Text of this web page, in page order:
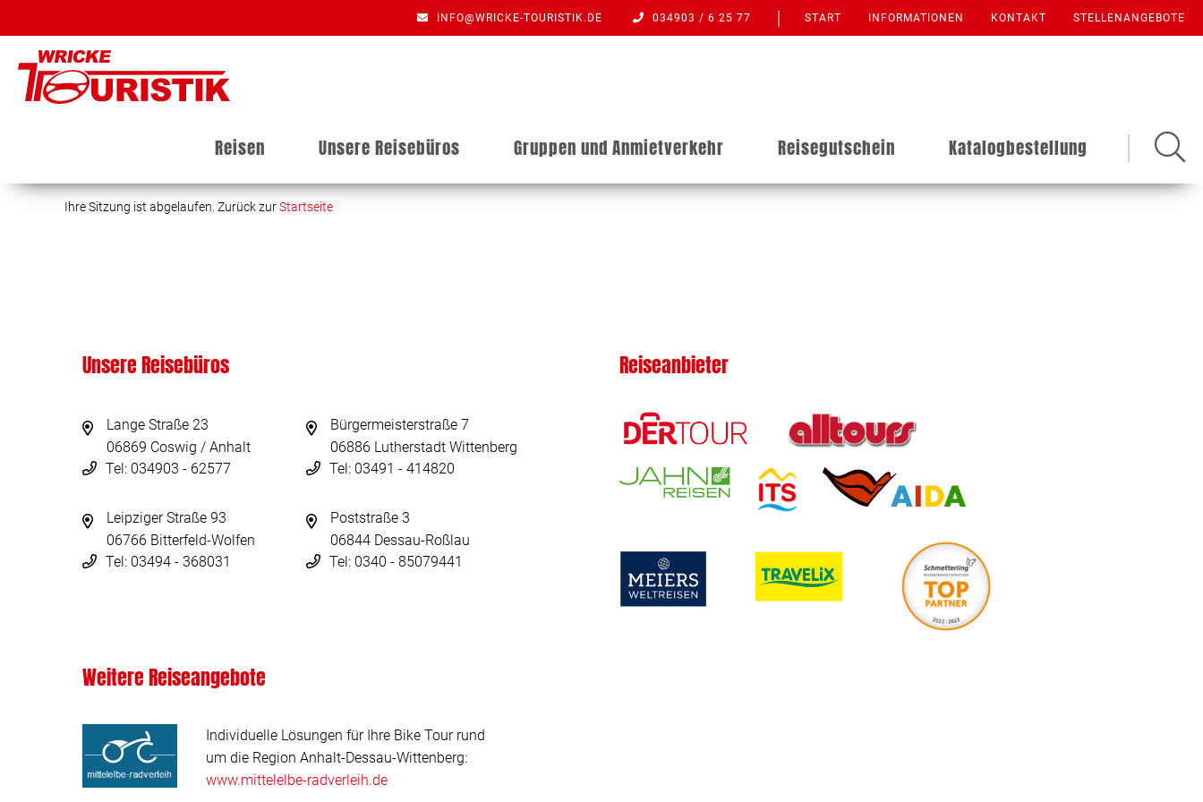
INFO@WRICKE-TOURISTIK.DE 034903 / 6 25 77 START INFORMATIONEN KONTAKT STELLENANGEBOTE
Reisen Unsere Reisebüros Gruppen und Anmietverkehr Reisegutschein Katalogbestellung
Ihre Sitzung ist abgelaufen. Zurück zurStartseite
Unsere Reisebüros
Lange Straße 23
06869 Coswig / Anhalt
Tel: 034903 - 62577
Bürgermeisterstraße 7
06886 Lutherstadt Wittenberg
Tel: 03491 - 414820
Leipziger Straße 93
06766 Bitterfeld-Wolfen
Tel: 03494 - 368031
Poststraße 3
06844 Dessau-Roßlau
Tel: 0340 - 85079441
Reiseanbieter
Weitere Reiseangebote
Individuelle Lösungen für Ihre Bike Tour rund
um die Region Anhalt-Dessau-Wittenberg:
www.mittelelbe-radverleih.de